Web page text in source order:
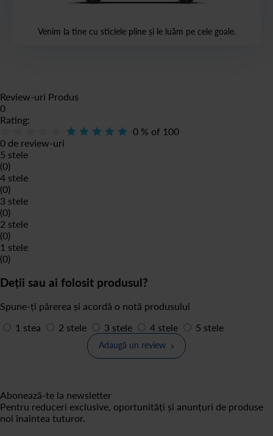
Venim la tine cu sticlele pline și le luăm pe cele goale.
Review-uri Produs
0
Rating:
0 % of 100
0 de review-uri
5 stele
(0)
4 stele
(0)
3 stele
(0)
2 stele
(0)
1 stele
(0)
Deții sau ai folosit produsul?
Spune-ți părerea și acordă o notă produsului
1 stea
2 stele 3 stele 4 stele 5 stele
Adaugă un review
Abonează-te la newsletter
Pentru reduceri exclusive, oportunități și anunțuri de produse
noi înaintea tuturor.